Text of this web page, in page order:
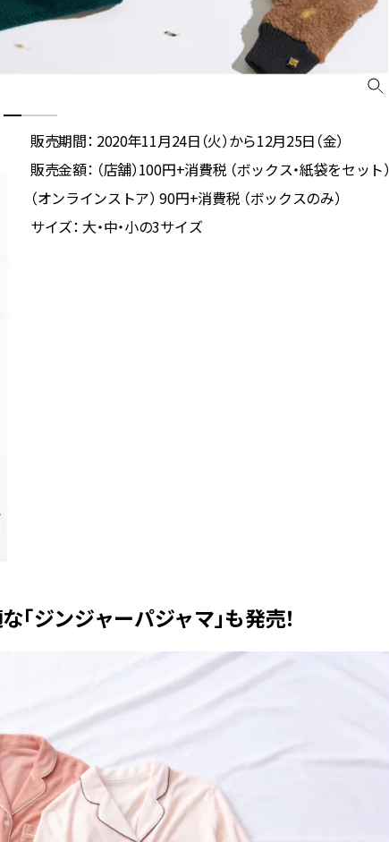
販売期間： 2020年11月24日（火）から12月25日（金）
販売金額： （店舗）100円+消費税 （ボックス・紙袋をセット）
（オンラインストア） 90円+消費税 （ボックスのみ）
サイズ： 大・中・小の3サイズ
ジンジャーパジャマ」も発売！